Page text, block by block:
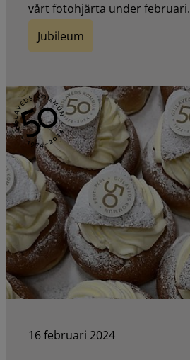
vårt fotohjärta under februari.
Jubileum
16 februari 2024